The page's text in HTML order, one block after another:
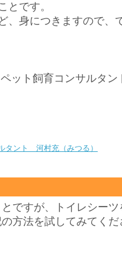
とです。
、身につきますので、
ット飼育コンサルタ
タント 河村充（みつる）
ですが、トイレシー
方法を試してみてくだ